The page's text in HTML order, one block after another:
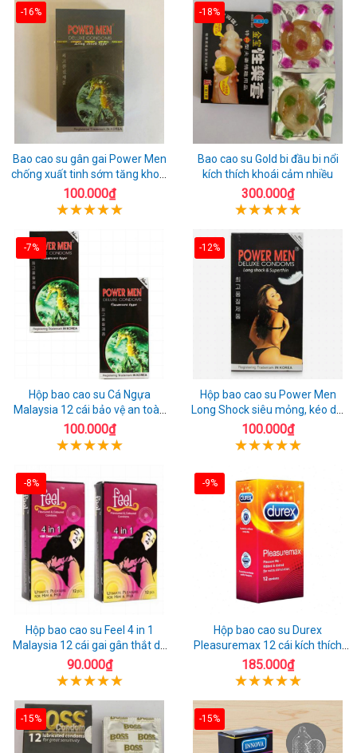
-16%
Bao cao su gân gai Power Men
chống xuất tinh sớm tăng khoái
cảm
100.000₫
-18%
Bao cao su Gold bi đầu bi nổi
kích thích khoái cảm nhiều
300.000₫
-7%
Hộp bao cao su Cá Ngựa
Malaysia 12 cái bảo vệ an toàn
tuyệt đối
100.000₫
-12%
Hộp bao cao su Power Men
Long Shock siêu mỏng, kéo dài
quan hệ thoải mái
100.000₫
-8%
Hộp bao cao su Feel 4 in 1
Malaysia 12 cái gai gân thắt dễ
sử dụng
90.000₫
-9%
Hộp bao cao su Durex
Pleasuremax 12 cái kích thích
tăng khoái cảm
185.000₫
-15% -15%